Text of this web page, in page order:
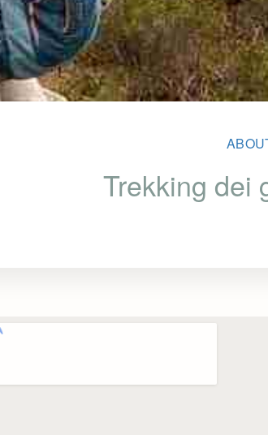
Trekking dei